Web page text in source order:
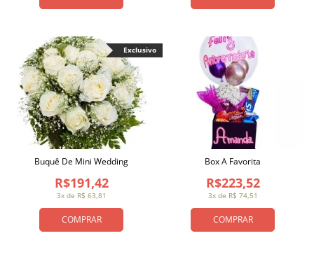
COMPRAR
3x de R$ 63,81
R$191,42
Buquê De Mini Wedding
Exclusivo
COMPRAR
3x de R$ 74,51
R$223,52
Box A Favorita